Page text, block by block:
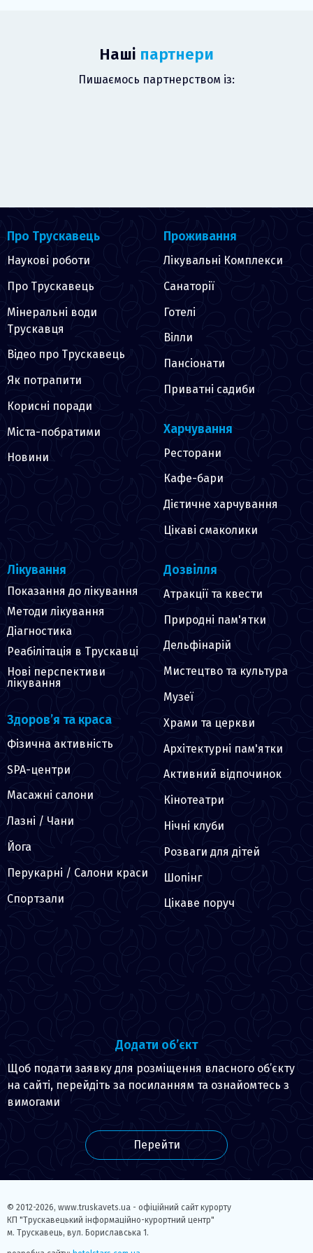
Наші партнери
Пишаємось партнерством із:
Про Трускавець
Наукові роботи
Про Трускавець
Мінеральні води
Трускавця
Відео про Трускавець
Як потрапити
Корисні поради
Міста-побратими
Новини
Проживання
Лікувальні Комплекси
Санаторії
Готелі
Вілли
Пансіонати
Приватні садиби
Харчування
Ресторани
Кафе-бари
Дієтичне харчування
Цікаві смаколики
Лікування
Показання до лікування
Методи лікування
Діагностика
Реабілітація в Трускавці
Нові перспективи
лікування
Здоров’я та краса
Фізична активність
SPA-центри
Масажні салони
Лазні / Чани
Йога
Перукарні / Салони краси
Спортзали
Дозвілля
Атракції та квести
Природні пам'ятки
Дельфінарій
Мистецтво та культура
Музеї
Храми та церкви
Архітектурні пам'ятки
Активний відпочинок
Кінотеатри
Нічні клуби
Розваги для дітей
Шопінг
Цікаве поруч
Додати об’єкт
Щоб подати заявку для розміщення власного об’єкту
на сайті, перейдіть за посиланням та ознайомтесь з
вимогами
Перейти
© 2012-2026, www.truskavets.ua - офіційний сайт курорту
КП "Трускавецький інформаційно-курортний центр"
м. Трускавець, вул. Бориславська 1.